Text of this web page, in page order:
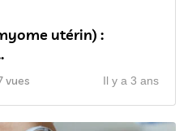
utérin) :
vues Il y a 3 ans